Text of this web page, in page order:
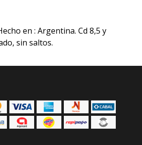
en : Argentina. Cd 8,5 y
sin saltos.